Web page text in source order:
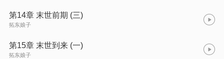
第14章 末世前期 (三)
拓东娘子
第15章 末世到来 (一)
拓东娘子